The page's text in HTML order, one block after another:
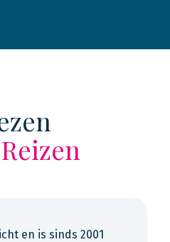
en is sinds 2001